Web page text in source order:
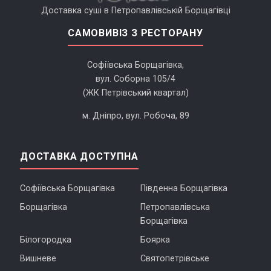
Доставка суші в Петропавлівській Борщагівці
САМОВИВІЗ З РЕСТОРАНУ
Софіївська Борщагівка,
вул. Соборна 105/4
(ЖК Петрівський квартал)
м. Дніпро, вул. Робоча, 89
ДОСТАВКА ДОСТУПНА
Софіївська Борщагівка
Південна Борщагівка
Борщагівка
Петропавлівська
Борщагівка
Білогородка
Боярка
Вишневе
Святопетрівське